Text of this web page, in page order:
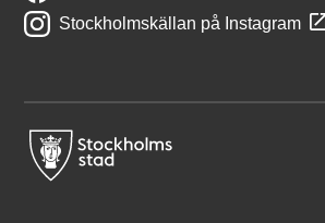
Stockholmskällan på Instagram